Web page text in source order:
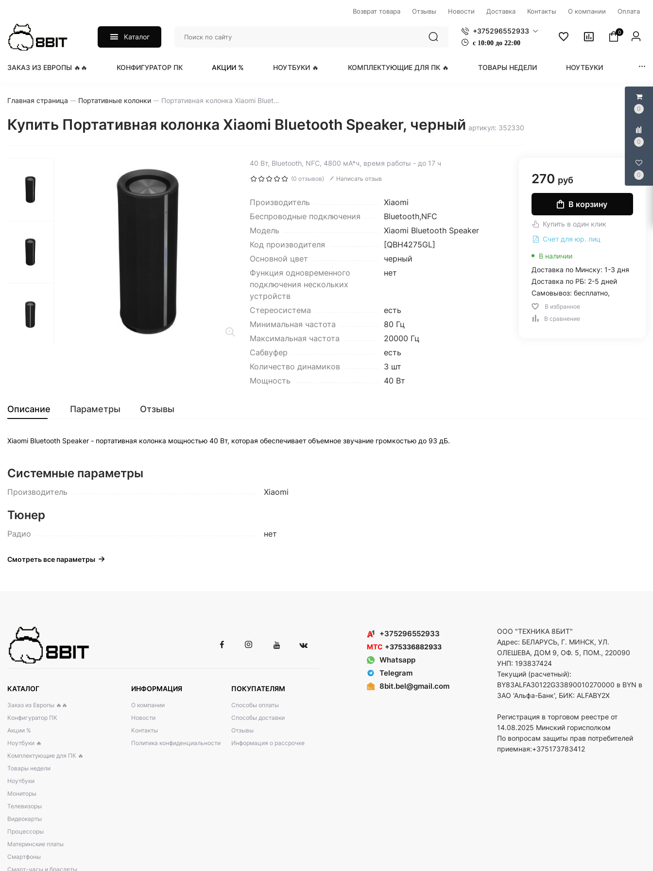
0
0
0
Возврат товара Отзывы Новости Доставка Контакты О компании Оплата
Каталог
+375296552933
с 1 0:00 до 22:00
0
ЗАКАЗ ИЗ ЕВРОПЫ 🔥🔥 КОНФИГУРАТОР ПК АКЦИИ % НОУТБУКИ 🔥 КОМПЛЕКТУЮЩИЕ ДЛЯ ПК 🔥 ТОВАРЫ НЕДЕЛИ НОУТБУКИ
Главная страница Портативные колонки Портативная колонка Xiaomi Bluetooth Speaker, черный
Купить Портативная колонка Xiaomi Bluetooth Speaker, черный артикул: 352330
40 Вт, Bluetooth, NFC, 4800 мА*ч, время работы - до 17 ч
(0 отзывов) Написать отзыв
Производитель
Xiaomi
Беспроводные подключения
Bluetooth,NFC
Модель
Xiaomi Bluetooth Speaker
Код производителя
[QBH4275GL]
Основной цвет
черный
Функция одновременного
подключения нескольких
устройств
нет
Стереосистема
есть
Минимальная частота
80 Гц
Максимальная частота
20000 Гц
Сабвуфер
есть
Количество динамиков
3 шт
Мощность
40 Вт
270 руб
В корзину
Купить в один клик
Счет для юр. лиц
В наличии
Доставка по Минску: 1-3 дня
Доставка по РБ: 2-5 дней
Самовывоз: бесплатно,
В избранное
В сравнение
Описание Параметры Отзывы
Xiaomi Bluetooth Speaker - портативная колонка мощностью 40 Вт, которая обеспечивает объемное звучание громкостью до 93 дБ.
Системные параметры
Производитель Xiaomi
Тюнер
Радио нет
Смотреть все параметры
КАТАЛОГ
Заказ из Европы 🔥🔥
Конфигуратор ПК
Акции %
Ноутбуки 🔥
Комплектующие для ПК 🔥
Товары недели
Ноутбуки
Мониторы
Телевизоры
Видеокарты
Процессоры
Материнские платы
Смартфоны
Смарт-часы и браслеты
ИНФОРМАЦИЯ
О компании
Новости
Контакты
Политика конфиденциальности
ПОКУПАТЕЛЯМ
Способы оплаты
Способы доставки
Отзывы
Информация о рассрочке
+375296552933
МТС +375336882933
Whatsapp
Telegram
8bit.bel@gmail.com
ООО "ТЕХНИКА 8БИТ"
Адрес: БЕЛАРУСЬ, Г. МИНСК, УЛ.
ОЛЕШЕВА, ДОМ 9, ОФ. 5, ПОМ., 220090
УНП: 193837424
Текущий (расчетный):
BY83ALFA30122G33890010270000 в BYN в
ЗАО 'Альфа-Банк', БИК: ALFABY2X
Регистрация в торговом реестре от
14.08.2025 Минский горисполком
По вопросам защиты прав потребителей
приемная:+375173783412